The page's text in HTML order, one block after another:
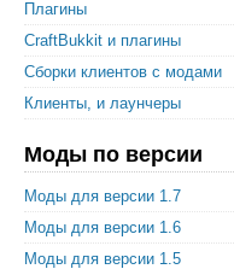
Плагины
CraftBukkit и плагины
Сборки клиентов с модами
Клиенты, и лаунчеры
Моды по версии
Моды для версии 1.7
Моды для версии 1.6
Моды для версии 1.5